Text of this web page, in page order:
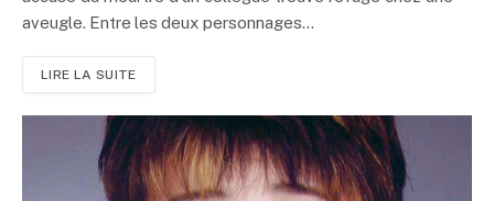
aveugle. Entre les deux personnages...
LIRE LA SUITE